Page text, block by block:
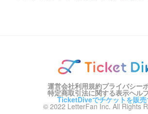
運営会社利用規約プライバシー
特定商取引法に関する表示ヘル
TicketDiveでチケットを販売
© 2022 LetterFan Inc. All Rights